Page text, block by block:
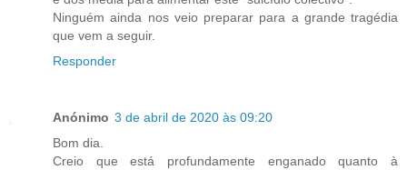
Ninguém ainda nos veio preparar para a grande tragédia
que vem a seguir.
Responder
Anónimo 3 de abril de 2020 às 09:20
Bom dia.
Creio que está profundamente enganado quanto à